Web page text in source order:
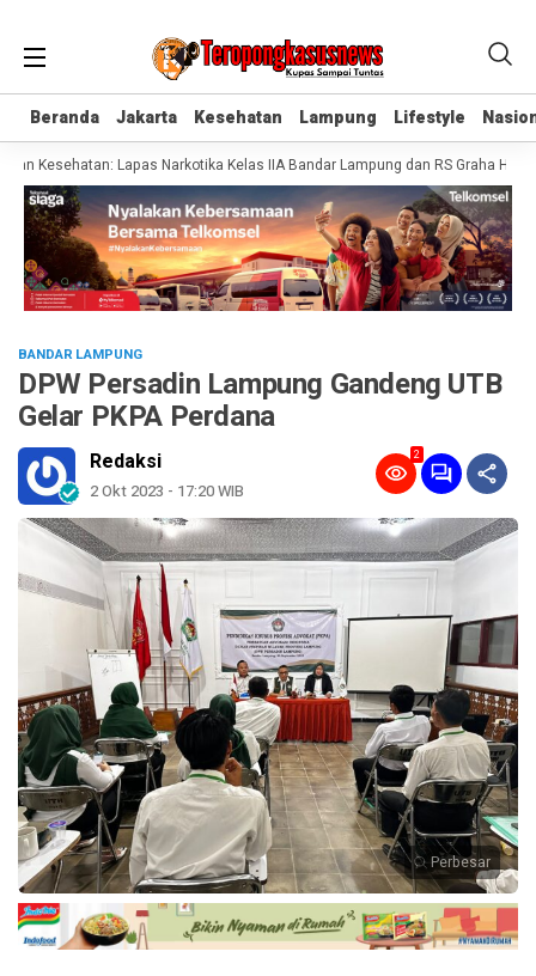
Beranda Jakarta Kesehatan Lampung Lifestyle
Beranda Jakarta Kesehatan Lampung Lifestyle
Kesehatan: Lapas Narkotika Kelas IIA Bandar Lampung dan RS Graha
BANDAR LAMPUNG
DPW Persadin Lampung Gandeng UTB
Gelar PKPA Perdana
Redaksi
2 Okt 2023 - 17:20 WIB
2
Perbesar